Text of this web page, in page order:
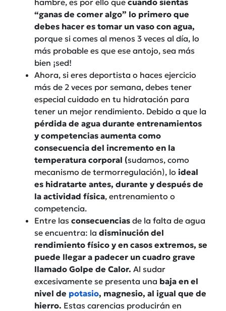
“ganas de comer algo” lo primero que
debes hacer es tomar un vaso con agua,
porque si comes al menos 3 veces al día, lo
más probable es que ese antojo, sea más
bien ¡sed!
Ahora, si eres deportista o haces ejercicio
más de 2 veces por semana, debes tener
especial cuidado en tu hidratación para
tener un mejor rendimiento. Debido a que la
pérdida de agua durante entrenamientos
y competencias aumenta como
consecuencia del incremento en la
temperatura corporal (sudamos, como
mecanismo de termorregulación), lo ideal
es hidratarte antes, durante y después de
la actividad física, entrenamiento o
competencia.
Entre las consecuencias de la falta de agua
se encuentra: la disminución del
rendimiento físico y en casos extremos, se
puede llegar a padecer un cuadro grave
llamado Golpe de Calor. Al sudar
excesivamente se presenta una baja en el
nivel de potasio, magnesio, al igual que de
hierro. Estas carencias producirán en